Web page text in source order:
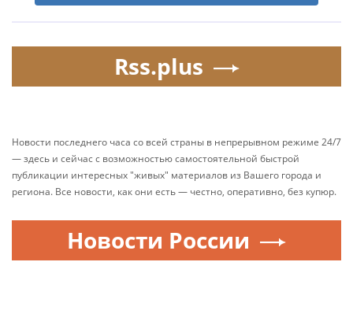
Rss.plus
Новости последнего часа со всей страны в непрерывном режиме 24/7
— здесь и сейчас с возможностью самостоятельной быстрой
публикации интересных "живых" материалов из Вашего города и
региона. Все новости, как они есть — честно, оперативно, без купюр.
Новости России